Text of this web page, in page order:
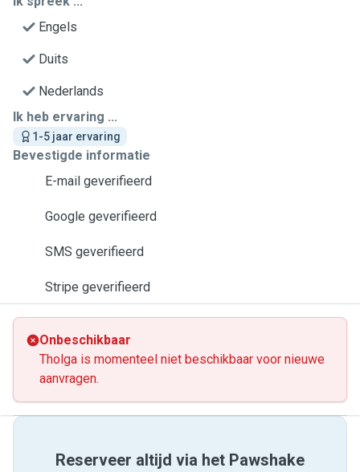
Engels
Duits
Nederlands
Ik heb ervaring ...
1-5 jaar ervaring
Bevestigde informatie
E-mail geverifieerd
Google geverifieerd
SMS geverifieerd
Stripe geverifieerd
Onbeschikbaar
Tholga is momenteel niet beschikbaar voor nieuwe
aanvragen.
Reserveer altijd via het Pawshake